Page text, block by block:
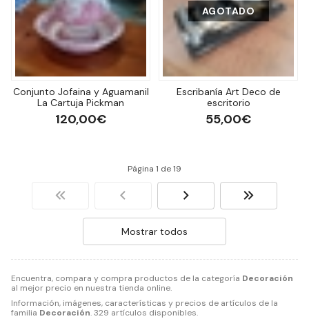
Encuentra, compara y compra productos de la categoría Decoración
al mejor precio en nuestra tienda online.
Información, imágenes, características y precios de artículos de la
familia Decoración. 329 artículos disponibles.
Conjunto Jofaina y Aguamanil
La Cartuja Pickman
120,00€
AGOTADO
Escribanía Art Deco de
escritorio
55,00€
Página 1 de 19
Mostrar todos